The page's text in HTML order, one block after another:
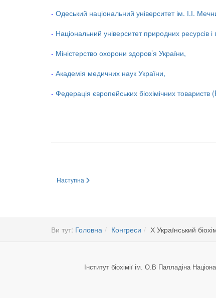
- Одеський національний університет ім. І.І.
- Національний університет природних ресурсів
- Міністерство охорони здоров’я України,
- Академія медичних наук України,
- Федерація європейських біохімічних товариств
Наступна стаття: Х Український біохімічний з’їзд
Наступна
Ви тут: Головна Конгреси Х Український
Інститут біохімії ім. О.В Палладіна